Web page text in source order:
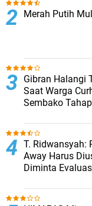
Merah Putih
Gibran Halangi
Saat Warga
Sembako
T. Ridwansyah:
Away Harus
Diminta